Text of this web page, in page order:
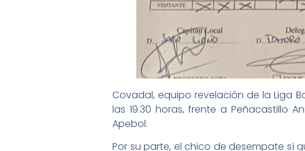
Covadal, equipo revelación de la Liga
las 19.30 horas, frente a Peñacastillo
Apebol.
Por su parte, el chico de desempate sí